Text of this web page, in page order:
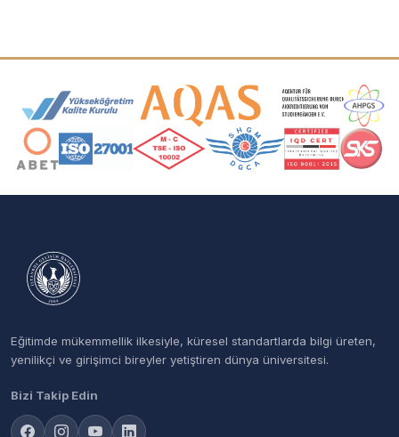
Akreditasyon ve Üyelik Logoları
Eğitimde mükemmellik ilkesiyle, küresel standartlarda bilgi üreten,
yenilikçi ve girişimci bireyler yetiştiren dünya üniversitesi.
Bizi Takip Edin